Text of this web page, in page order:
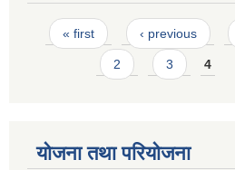
Pages
« first ‹ previous
2 3 4
योजना तथा परियोजना